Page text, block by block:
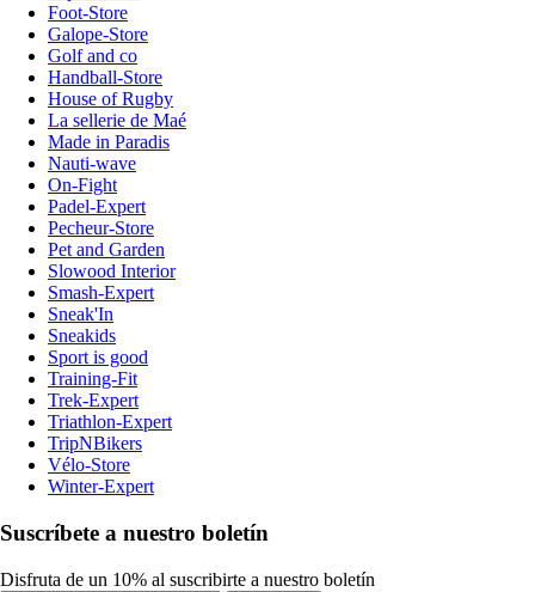
Foot-Store
Galope-Store
Golf and co
Handball-Store
House of Rugby
La sellerie de Maé
Made in Paradis
Nauti-wave
On-Fight
Padel-Expert
Pecheur-Store
Pet and Garden
Slowood Interior
Smash-Expert
Sneak'In
Sneakids
Sport is good
Training-Fit
Trek-Expert
Triathlon-Expert
TripNBikers
Vélo-Store
Winter-Expert
Suscríbete a nuestro boletín
Disfruta de un 10% al suscribirte a nuestro boletín